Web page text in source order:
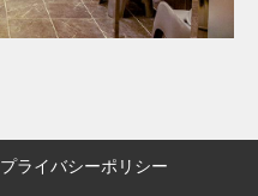
プライバシーポリシー